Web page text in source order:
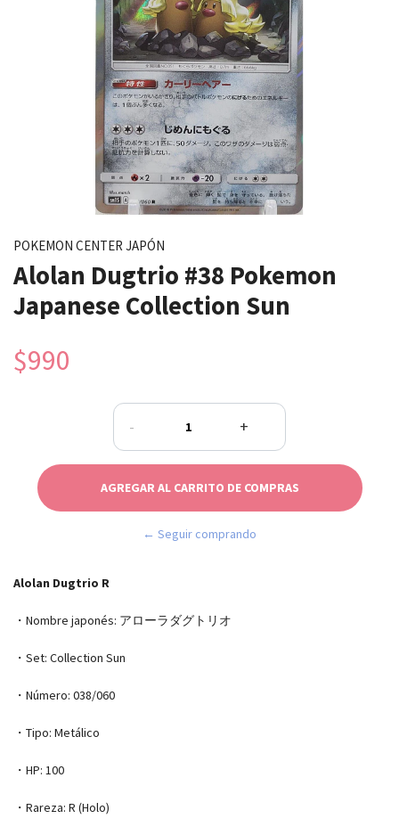
POKEMON CENTER JAPÓN
Alolan Dugtrio #38 Pokemon
Japanese Collection Sun
$990
- +
← Seguir comprando
Alolan Dugtrio R
・Nombre japonés: アローラダグトリオ
・Set: Collection Sun
・Número: 038/060
・Tipo: Metálico
・HP: 100
・Rareza: R (Holo)